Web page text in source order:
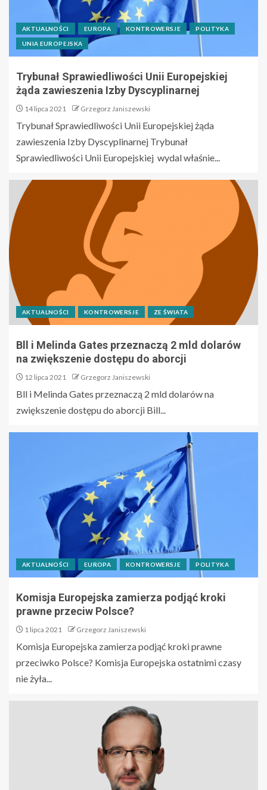
AKTUALNOŚCI EUROPA KONTROWERSJE POLITYKA
UNIA EUROPEJSKA
Trybunał Sprawiedliwości Unii Europejskiej
żąda zawieszenia Izby Dyscyplinarnej
14 lipca 2021 Grzegorz Janiszewski
Trybunał Sprawiedliwości Unii Europejskiej żąda
zawieszenia Izby Dyscyplinarnej Trybunał
Sprawiedliwości Unii Europejskiej wydal właśnie...
AKTUALNOŚCI KONTROWERSJE ZE ŚWIATA
Bll i Melinda Gates przeznaczą 2 mld dolarów
na zwiększenie dostępu do aborcji
12 lipca 2021 Grzegorz Janiszewski
Bll i Melinda Gates przeznaczą 2 mld dolarów na
zwiększenie dostępu do aborcji Bill...
AKTUALNOŚCI EUROPA KONTROWERSJE POLITYKA
Komisja Europejska zamierza podjąć kroki
prawne przeciw Polsce?
1 lipca 2021 Grzegorz Janiszewski
Komisja Europejska zamierza podjąć kroki prawne
przeciwko Polsce? Komisja Europejska ostatnimi czasy
nie żyła...